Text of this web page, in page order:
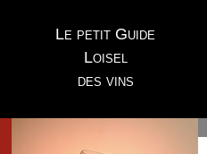
Le petit Guide
Loisel
des vins